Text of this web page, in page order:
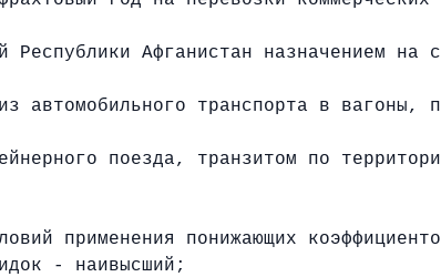
Республики Афганистан назначением
автомобильного транспорта в вагоны,
поезда, транзитом по
применения понижающих
- наивысший;